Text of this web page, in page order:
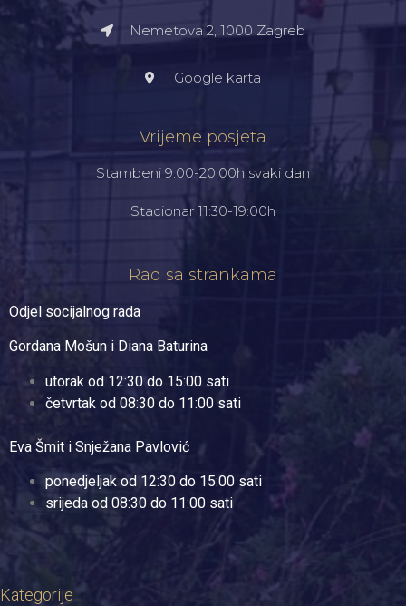
Nemetova 2, 1000 Zagreb​
Google karta
Vrijeme posjeta
Stambeni 9:00-20:00h svaki dan
Stacionar 11:30-19:00h
Rad sa strankama
Odjel socijalnog rada
Gordana Mošun i Diana Baturina
utorak od 12:30 do 15:00 sati
četvrtak od 08:30 do 11:00 sati
Eva Šmit i Snježana Pavlović
ponedjeljak od 12:30 do 15:00 sati
srijeda od 08:30 do 11:00 sati
Kategorije